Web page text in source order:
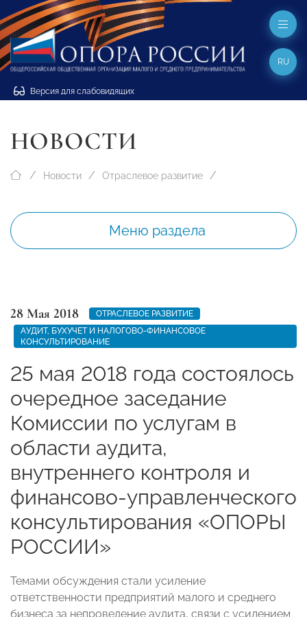
Версия для слабовидящих
RU
НОВОСТИ
Новости Отраслевое развитие
Меню раздела
28 Мая 2018
ОТРАСЛЕВОЕ РАЗВИТИЕ
АУДИТ, БУХУЧЕТ И НАЛОГОВО-ФИНАНСОВОЕ
КОНСУЛЬТИРОВАНИЕ
25 мая 2018 года состоялось
очередное заседание
Комиссии по услугам в
области аудита,
внутреннего контроля и
финансово-управленческого
консультирования «ОПОРЫ
РОССИИ»
Темами обсуждения стали усиление
ответственности предприятий малого и среднего
бизнеса за непроведение аудита, связи с усилением